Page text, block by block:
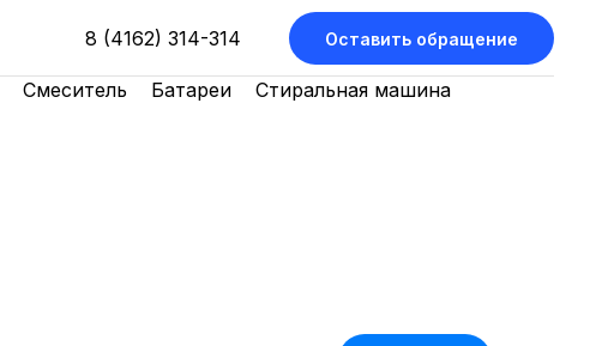
8 (4162) 314-314 Оставить обращение
Смеситель Батареи
Стиральная машина